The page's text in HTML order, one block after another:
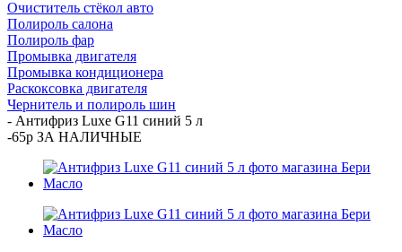
Очиститель стёкол авто
Полироль салона
Полироль фар
Промывка двигателя
Промывка кондиционера
Раскоксовка двигателя
Чернитель и полироль шин
- Антифриз Luxe G11 синий 5 л
-65р ЗА НАЛИЧНЫЕ